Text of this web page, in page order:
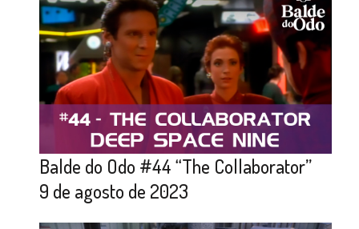
Balde do Odo #44 “The Collaborator”
9 de agosto de 2023